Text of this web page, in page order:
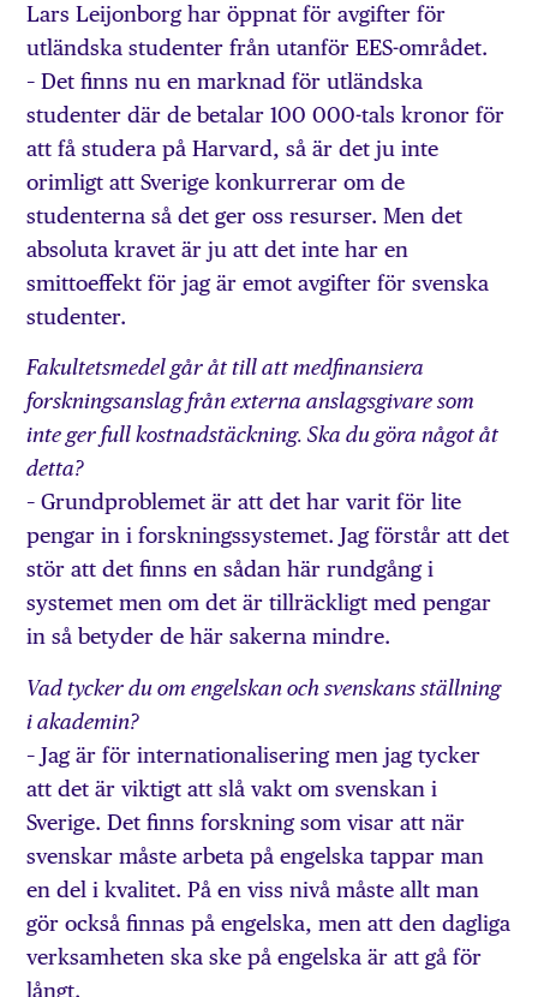
Lars Leijonborg har öppnat för avgifter för
utländska studenter från utanför EES-området.
– Det finns nu en marknad för utländska
studenter där de betalar 100 000-tals kronor för
att få studera på Harvard, så är det ju inte
orimligt att Sverige konkurrerar om de
studenterna så det ger oss resurser. Men det
absoluta kravet är ju att det inte har en
smittoeffekt för jag är emot avgifter för svenska
studenter.
Fakultetsmedel går åt till att medfinansiera
forskningsanslag från externa anslagsgivare som
inte ger full kostnadstäckning. Ska du göra något åt
detta?
– Grundproblemet är att det har varit för lite
pengar in i forskningssystemet. Jag förstår att det
stör att det finns en sådan här rundgång i
systemet men om det är tillräckligt med pengar
in så betyder de här sakerna mindre.
Vad tycker du om engelskan och svenskans ställning
i akademin?
– Jag är för internationalisering men jag tycker
att det är viktigt att slå vakt om svenskan i
Sverige. Det finns forskning som visar att när
svenskar måste arbeta på engelska tappar man
en del i kvalitet. På en viss nivå måste allt man
gör också finnas på engelska, men att den dagliga
verksamheten ska ske på engelska är att gå för
långt.